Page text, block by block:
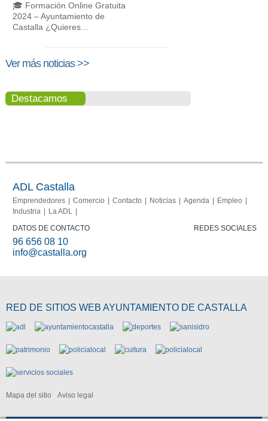
🎓 Formación Online Gratuita
2024 – Ayuntamiento de
Castalla ¿Quieres…
Ver más noticias >>
Destacamos
Memoria
Portal del
ADL Castalla
Emprendedores Comercio Contacto Noticias Agenda
Empleo
Industria
La ADL
DATOS DE CONTACTO
96 656 08 10
info@castalla.org
REDES SOCIALES
RED DE SITIOS WEB AYUNTAMIENTO DE CASTALLA
Mapa del sitio Aviso legal